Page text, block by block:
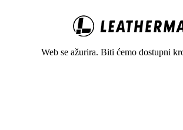
Web se ažurira. Biti ćemo dostupni